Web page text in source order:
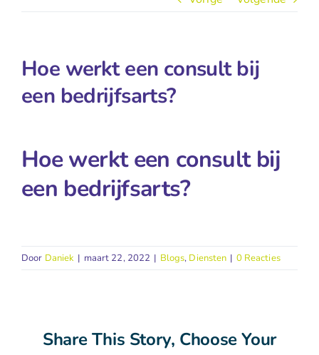
Hoe werkt een consult bij
een bedrijfsarts?
Hoe werkt een consult bij
een bedrijfsarts?
Door Daniek | maart 22, 2022 | Blogs, Diensten | 0 Reacties
Share This Story, Choose Your